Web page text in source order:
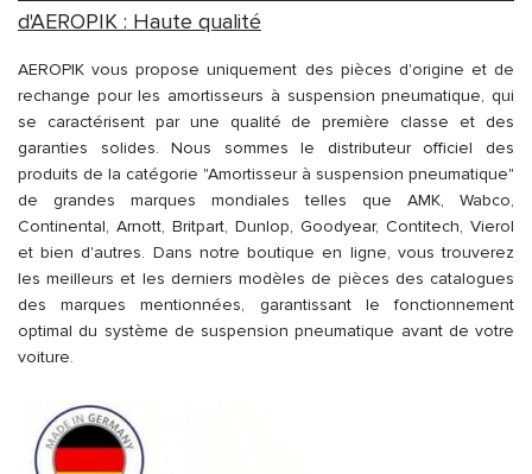
d'AEROPIK : Haute qualité
AEROPIK vous propose uniquement des pièces d'origine et de
rechange pour les amortisseurs à suspension pneumatique, qui
se caractérisent par une qualité de première classe et des
garanties solides. Nous sommes le distributeur officiel des
produits de la catégorie "Amortisseur à suspension pneumatique"
de grandes marques mondiales telles que AMK, Wabco,
Continental, Arnott, Britpart, Dunlop, Goodyear, Contitech, Vierol
et bien d'autres. Dans notre boutique en ligne, vous trouverez
les meilleurs et les derniers modèles de pièces des catalogues
des marques mentionnées, garantissant le fonctionnement
optimal du système de suspension pneumatique avant de votre
voiture.